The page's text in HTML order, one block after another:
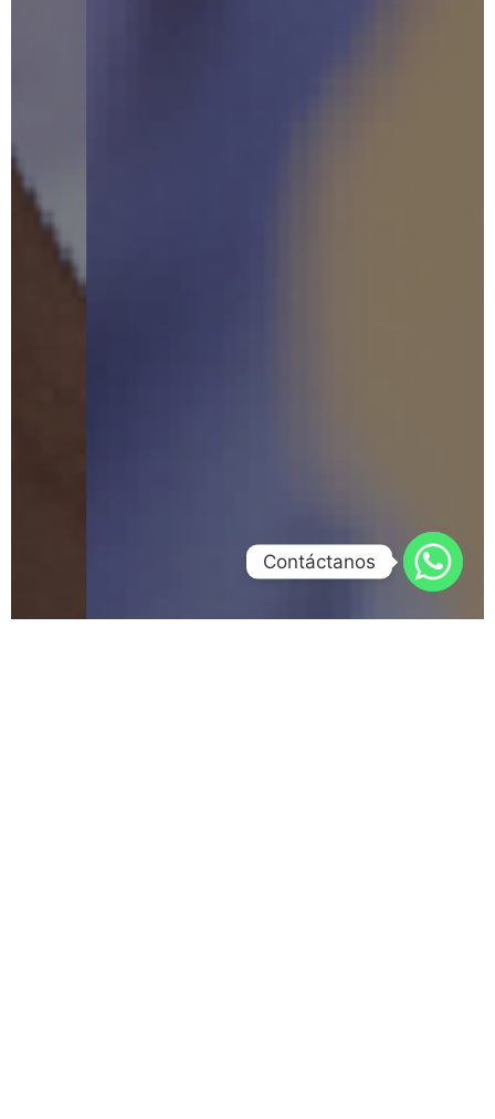
Contáctanos